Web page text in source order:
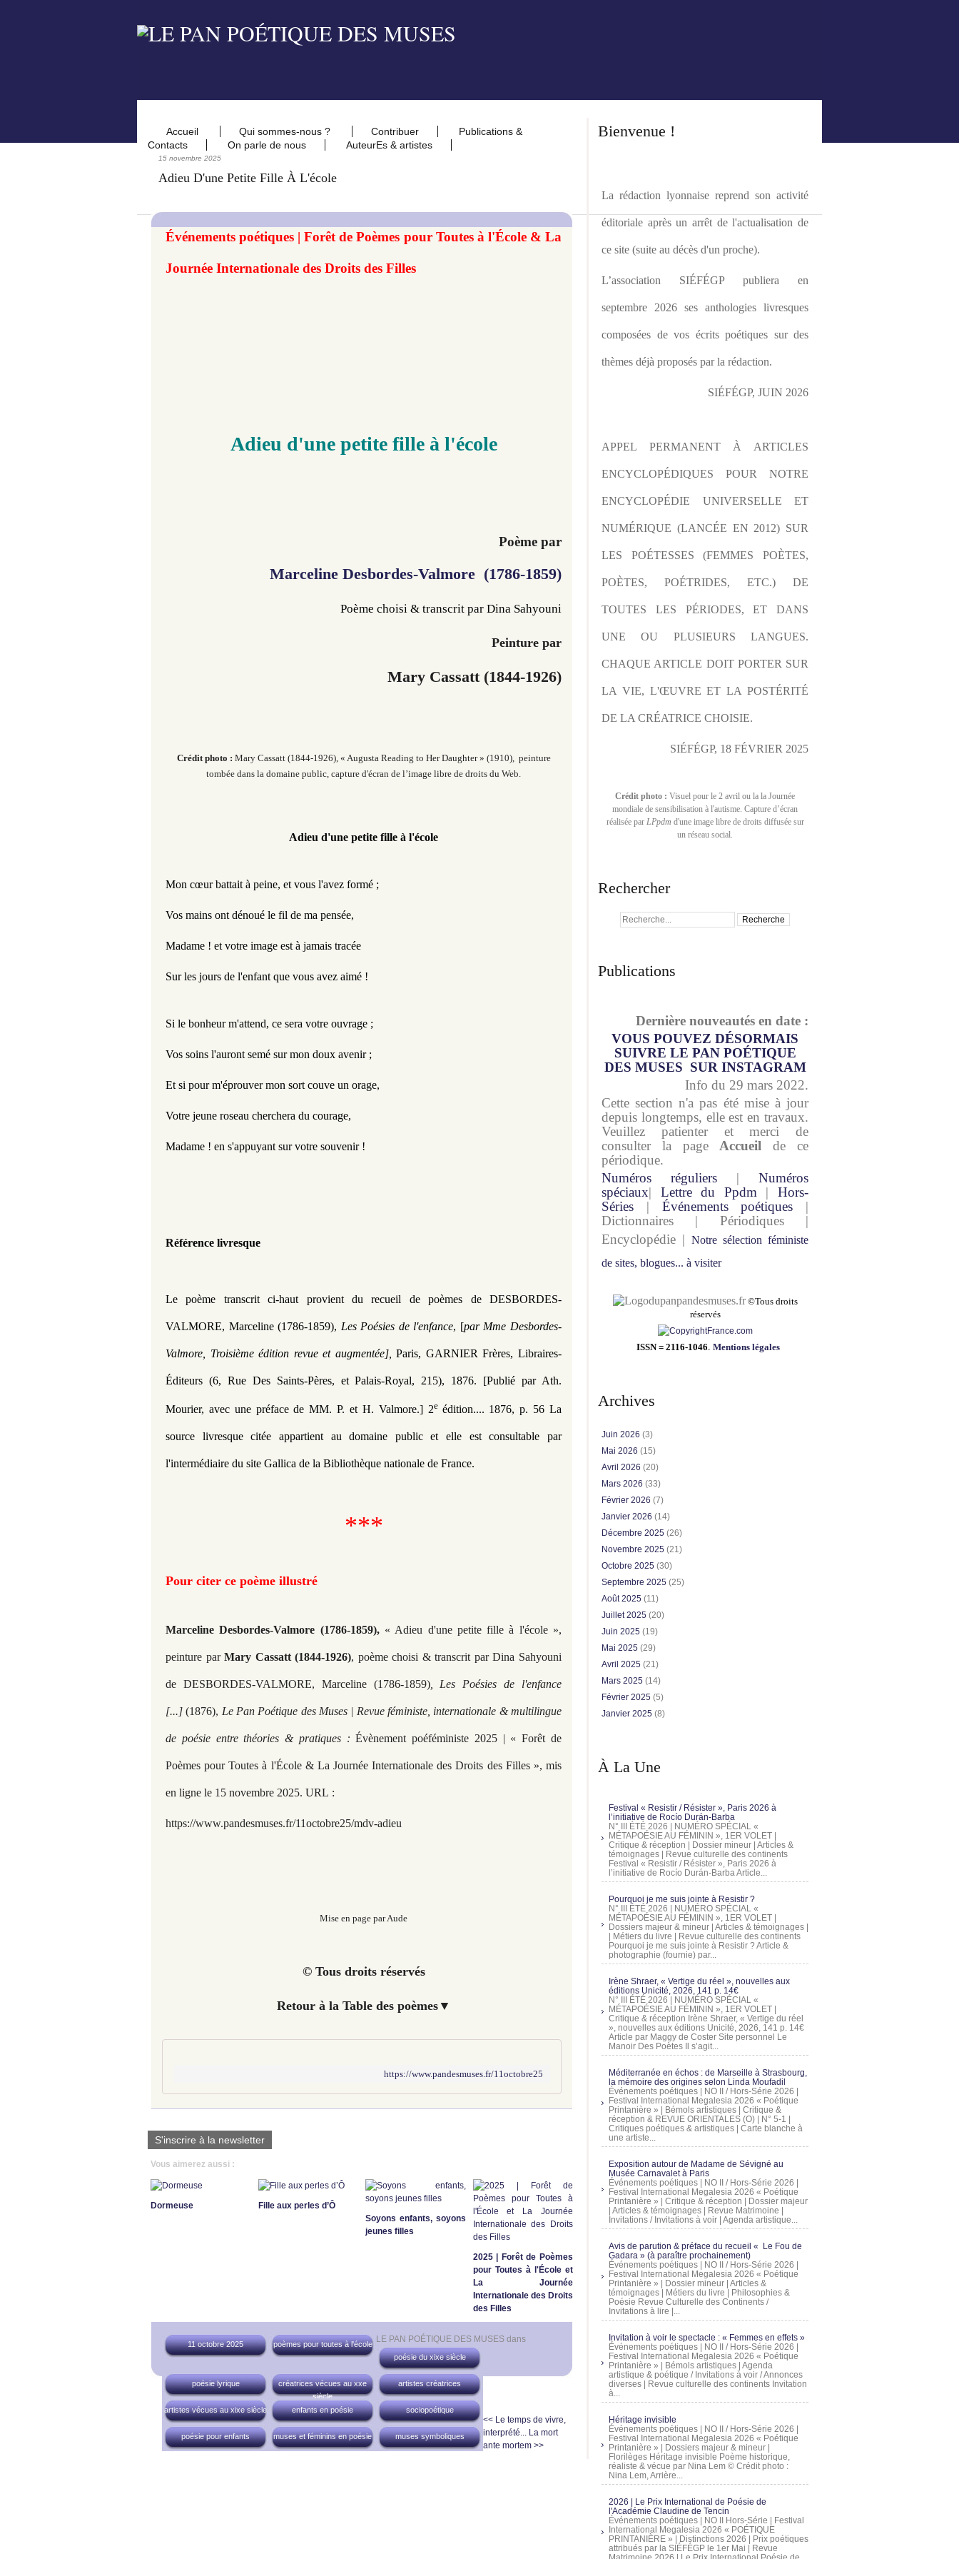
Accueil Qui sommes-nous ? Contribuer
Publications &
Contacts
On parle de nous AuteurEs & artistes
15 novembre 2025
Adieu D'une Petite Fille À L'école
Événements poétiques | Forêt de Poèmes pour Toutes à l'École & La
Journée Internationale des Droits des Filles
Adieu d'une petite fille à l'école
Poème par
Marceline Desbordes-Valmore (1786-1859)
Poème choisi & transcrit par Dina Sahyouni
Peinture par
Mary Cassatt (1844-1926)
Crédit photo : Mary Cassatt (1844-1926), « Augusta Reading to Her Daughter » (1910), peinture
tombée dans la domaine public, capture d'écran de l’image libre de droits du Web.
Adieu d'une petite fille à l'école
Mon cœur battait à peine, et vous l'avez formé ;
Vos mains ont dénoué le fil de ma pensée,
Madame ! et votre image est à jamais tracée
Sur les jours de l'enfant que vous avez aimé !
Si le bonheur m'attend, ce sera votre ouvrage ;
Vos soins l'auront semé sur mon doux avenir ;
Et si pour m'éprouver mon sort couve un orage,
Votre jeune roseau cherchera du courage,
Madame ! en s'appuyant sur votre souvenir !
Référence livresque
Le poème transcrit ci-haut provient du recueil de poèmes de DESBORDES-
VALMORE, Marceline (1786-1859), Les Poésies de l'enfance, [par Mme Desbordes-
Valmore, Troisième édition revue et augmentée], Paris, GARNIER Frères, Libraires-
Éditeurs (6, Rue Des Saints-Pères, et Palais-Royal, 215), 1876. [Publié par Ath.
Mourier, avec une préface de MM. P. et H. Valmore.] 2e édition.... 1876, p. 56 La
source livresque citée appartient au domaine public et elle est consultable par
l'intermédiaire du site Gallica de la Bibliothèque nationale de France.
***
Pour citer ce poème illustré
Marceline Desbordes-Valmore (1786-1859),« Adieu d'une petite fille à l'école »,
peinture parMary Cassatt (1844-1926), poème choisi & transcrit par Dina Sahyouni
de DESBORDES-VALMORE, Marceline (1786-1859), Les Poésies de l'enfance
[...](1876), Le Pan Poétique des Muses | Revue féministe, internationale & multilingue
de poésie entre théories & pratiques :Évènement poéféministe 2025 | « Forêt de
Poèmes pour Toutes à l'École & La Journée Internationale des Droits des Filles », mis
en ligne le 15 novembre 2025. URL :
https://www.pandesmuses.fr/11octobre25/mdv-adieu
Mise en page par Aude
© Tous droits réservés
Retour à la Table des poèmes▼
https://www.pandesmuses.fr/11octobre25
S'inscrire à la newsletter
Vous aimerez aussi :
Dormeuse
Fille aux perles d’Ô
Soyons enfants, soyons
jeunes filles
2025 | Forêt de Poèmes
pour Toutes à l'École et
La Journée
Internationale des Droits
des Filles
LE PAN POÉTIQUE DES MUSES dans
11 octobre 2025
poèmes pour toutes à l'école
poésie du xixe siècle
poésie lyrique
créatrices vécues au xxe
siècle
artistes créatrices
artistes vécues au xixe siècle enfants en poésie sociopoétique
poésie pour enfants muses et féminins en poésie muses symboliques
<< Le temps de vivre,
interprété... La mort
ante mortem >>
Bienvenue !
La rédaction lyonnaise reprend son activité
éditoriale après un arrêt de l'actualisation de
ce site (suite au décès d'un proche).
L’association SIÉFÉGP publiera en
septembre 2026 ses anthologies livresques
composées de vos écrits poétiques sur des
thèmes déjà proposés par la rédaction.
SIÉFÉGP, JUIN 2026
APPEL PERMANENT À ARTICLES
ENCYCLOPÉDIQUES POUR NOTRE
ENCYCLOPÉDIE UNIVERSELLE ET
NUMÉRIQUE (LANCÉE EN 2012) SUR
LES POÉTESSES (FEMMES POÈTES,
POÈTES, POÉTRIDES, ETC.) DE
TOUTES LES PÉRIODES, ET DANS
UNE OU PLUSIEURS LANGUES.
CHAQUE ARTICLE DOIT PORTER SUR
LA VIE, L'ŒUVRE ET LA POSTÉRITÉ
DE LA CRÉATRICE CHOISIE.
SIÉFÉGP, 18 FÉVRIER 2025
Crédit photo : Visuel pour le 2 avril ou la la Journée
mondiale de sensibilisation à l'autisme. Capture d’écran
réalisée par LPpdm d'une image libre de droits diffusée sur
un réseau social.
Rechercher
Publications
Dernière nouveautés en date :
VOUS POUVEZ DÉSORMAIS
SUIVRE LE PAN POÉTIQUE
DES MUSES SUR INSTAGRAM
Info du 29 mars 2022.
Cette section n'a pas été mise à jour
depuis longtemps, elle est en travaux.
Veuillez patienter et merci de
consulter la page Accueil de ce
périodique.
Numéros réguliers | Numéros
spéciaux| Lettre du Ppdm |Hors-
Séries | Événements poétiques |
Dictionnaires | Périodiques |
Encyclopédie | Notre sélection féministe
de sites, blogues... à visiter
pandesmuses.fr ©Tous droits
réservés
ISSN = 2116-1046. Mentions légales
Archives
Juin 2026 (3)
Mai 2026 (15)
Avril 2026 (20)
Mars 2026 (33)
Février 2026 (7)
Janvier 2026 (14)
Décembre 2025 (26)
Novembre 2025 (21)
Octobre 2025 (30)
Septembre 2025 (25)
Août 2025 (11)
Juillet 2025 (20)
Juin 2025 (19)
Mai 2025 (29)
Avril 2025 (21)
Mars 2025 (14)
Février 2025 (5)
Janvier 2025 (8)
À La Une
Festival « Resistir / Résister », Paris 2026 à
l’initiative de Rocío Durán-Barba
N° III ÉTÉ 2026 | NUMÉRO SPÉCIAL «
MÉTAPOÉSIE AU FÉMININ », 1ER VOLET |
Critique & réception | Dossier mineur | Articles &
témoignages | Revue culturelle des continents
Festival « Resistir / Résister », Paris 2026 à
l’initiative de Rocío Durán-Barba Article...
Pourquoi je me suis jointe à Resistir ?
N° III ÉTÉ 2026 | NUMÉRO SPÉCIAL «
MÉTAPOÉSIE AU FÉMININ », 1ER VOLET |
Dossiers majeur & mineur | Articles & témoignages |
| Métiers du livre | Revue culturelle des continents
Pourquoi je me suis jointe à Resistir ? Article &
photographie (fournie) par...
Irène Shraer, « Vertige du réel », nouvelles aux
éditions Unicité, 2026, 141 p. 14€
N° III ÉTÉ 2026 | NUMÉRO SPÉCIAL «
MÉTAPOÉSIE AU FÉMININ », 1ER VOLET |
Critique & réception Irène Shraer, « Vertige du réel
», nouvelles aux éditions Unicité, 2026, 141 p. 14€
Article par Maggy de Coster Site personnel Le
Manoir Des Poètes Il s’agit...
Méditerranée en échos : de Marseille à Strasbourg,
la mémoire des origines selon Linda Moufadil
Événements poétiques | NO II / Hors-Série 2026 |
Festival International Megalesia 2026 « Poétique
Printanière » | Bémols artistiques | Critique &
réception & REVUE ORIENTALES (O) | N° 5-1 |
Critiques poétiques & artistiques | Carte blanche à
une artiste...
Exposition autour de Madame de Sévigné au
Musée Carnavalet à Paris
Événements poétiques | NO II / Hors-Série 2026 |
Festival International Megalesia 2026 « Poétique
Printanière » | Critique & réception | Dossier majeur
| Articles & témoignages | Revue Matrimoine |
Invitations / Invitations à voir | Agenda artistique...
Avis de parution & préface du recueil « Le Fou de
Gadara » (à paraître prochainement)
Événements poétiques | NO II / Hors-Série 2026 |
Festival International Megalesia 2026 « Poétique
Printanière » | Dossier mineur | Articles &
témoignages | Métiers du livre | Philosophies &
Poésie Revue Culturelle des Continents /
Invitations à lire |...
Invitation à voir le spectacle : « Femmes en effets »
Événements poétiques | NO II / Hors-Série 2026 |
Festival International Megalesia 2026 « Poétique
Printanière » | Bémols artistiques | Agenda
artistique & poétique / Invitations à voir / Annonces
diverses | Revue culturelle des continents Invitation
à...
Héritage invisible
Événements poétiques | NO II / Hors-Série 2026 |
Festival International Megalesia 2026 « Poétique
Printanière » | Dossiers majeur & mineur |
Florilèges Héritage invisible Poème historique,
réaliste & vécue par Nina Lem © Crédit photo :
Nina Lem, Arrière...
2026 | Le Prix International de Poésie de
l'Académie Claudine de Tencin
Événements poétiques | NO II Hors-Série | Festival
International Megalesia 2026 « POÉTIQUE
PRINTANIÈRE » | Distinctions 2026 | Prix poétiques
attribués par la SIÉFÉGP le 1er Mai | Revue